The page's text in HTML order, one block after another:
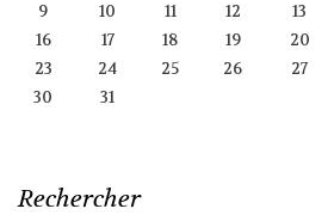
9
10 11 12 13
16
17 18 19 20
23
24 25 26 27
30
31
Rechercher